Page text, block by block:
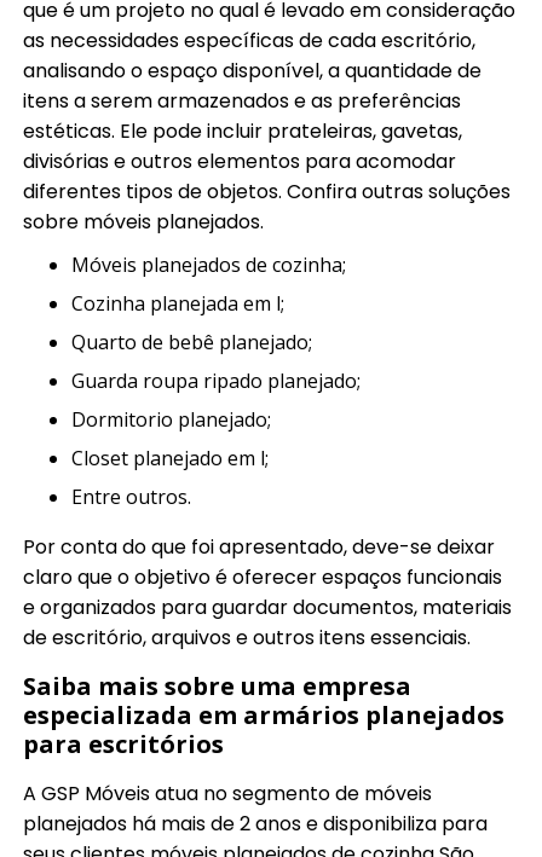
que é um projeto no qual é levado em consideração
as necessidades específicas de cada escritório,
analisando o espaço disponível, a quantidade de
itens a serem armazenados e as preferências
estéticas. Ele pode incluir prateleiras, gavetas,
divisórias e outros elementos para acomodar
diferentes tipos de objetos. Confira outras soluções
sobre móveis planejados.
móveis planejados de cozinha;
cozinha planejada em l;
quarto de bebê planejado;
guarda roupa ripado planejado;
dormitorio planejado;
closet planejado em l;
entre outros.
Por conta do que foi apresentado, deve-se deixar
claro que o objetivo é oferecer espaços funcionais
e organizados para guardar documentos, materiais
de escritório, arquivos e outros itens essenciais.
Saiba mais sobre uma empresa
especializada em armários planejados
para escritórios
A GSP Móveis atua no segmento de móveis
planejados há mais de 2 anos e disponibiliza para